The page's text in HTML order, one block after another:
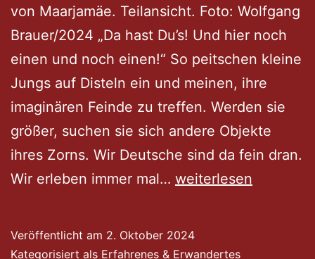
von Maarjamäe. Teilansicht. Foto: Wolfgang
Brauer/2024 „Da hast Du’s! Und hier noch
einen und noch einen!“ So peitschen kleine
Jungs auf Disteln ein und meinen, ihre
imaginären Feinde zu treffen. Werden sie
größer, suchen sie sich andere Objekte
ihres Zorns. Wir Deutsche sind da fein dran.
Wir erleben immer mal… Tallinner
Der
weiterlesen
Veröffentlicht am 2. Oktober 2024
Kategorisiert als Erfahrenes & Erwandertes